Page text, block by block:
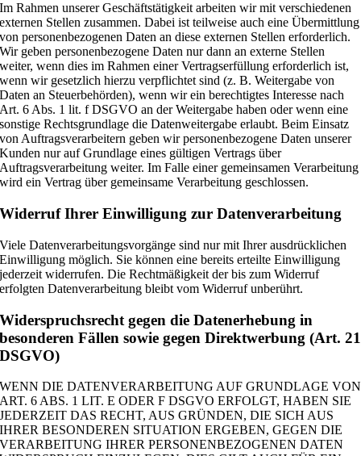
Im Rahmen unserer Geschäftstätigkeit arbeiten wir mit verschiedenen
externen Stellen zusammen. Dabei ist teilweise auch eine Übermittlung
von personenbezogenen Daten an diese externen Stellen erforderlich.
Wir geben personenbezogene Daten nur dann an externe Stellen
weiter, wenn dies im Rahmen einer Vertragserfüllung erforderlich ist,
wenn wir gesetzlich hierzu verpflichtet sind (z. B. Weitergabe von
Daten an Steuerbehörden), wenn wir ein berechtigtes Interesse nach
Art. 6 Abs. 1 lit. f DSGVO an der Weitergabe haben oder wenn eine
sonstige Rechtsgrundlage die Datenweitergabe erlaubt. Beim Einsatz
von Auftragsverarbeitern geben wir personenbezogene Daten unserer
Kunden nur auf Grundlage eines gültigen Vertrags über
Auftragsverarbeitung weiter. Im Falle einer gemeinsamen Verarbeitung
wird ein Vertrag über gemeinsame Verarbeitung geschlossen.
Widerruf Ihrer Einwilligung zur Datenverarbeitung
Viele Datenverarbeitungsvorgänge sind nur mit Ihrer ausdrücklichen
Einwilligung möglich. Sie können eine bereits erteilte Einwilligung
jederzeit widerrufen. Die Rechtmäßigkeit der bis zum Widerruf
erfolgten Datenverarbeitung bleibt vom Widerruf unberührt.
Widerspruchsrecht gegen die Datenerhebung in
besonderen Fällen sowie gegen Direktwerbung (Art. 21
DSGVO)
WENN DIE DATENVERARBEITUNG AUF GRUNDLAGE VON
ART. 6 ABS. 1 LIT. E ODER F DSGVO ERFOLGT, HABEN SIE
JEDERZEIT DAS RECHT, AUS GRÜNDEN, DIE SICH AUS
IHRER BESONDEREN SITUATION ERGEBEN, GEGEN DIE
VERARBEITUNG IHRER PERSONENBEZOGENEN DATEN